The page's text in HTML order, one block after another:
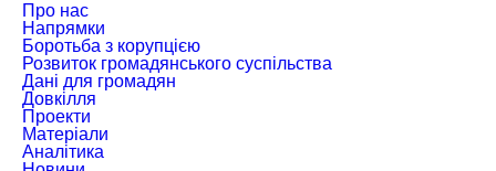
Про нас
Напрямки
Боротьба з корупцією
Розвиток громадянського суспільства
Дані для громадян
Довкілля
Проекти
Матеріали
Аналітика